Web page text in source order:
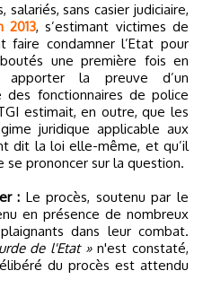
sans casier judiciaire,
2013, s’estimant victimes de
faire condamner l’Etat pour
une première fois en
apporter la preuve d’un
des fonctionnaires de police
estimait, en outre, que les
juridique applicable aux
dit la loi elle-même, et qu’il
prononcer sur la question.
: Le procès, soutenu par le
en présence de nombreux
dans leur combat.
de l'Etat »n'est constaté,
du procès est attendu